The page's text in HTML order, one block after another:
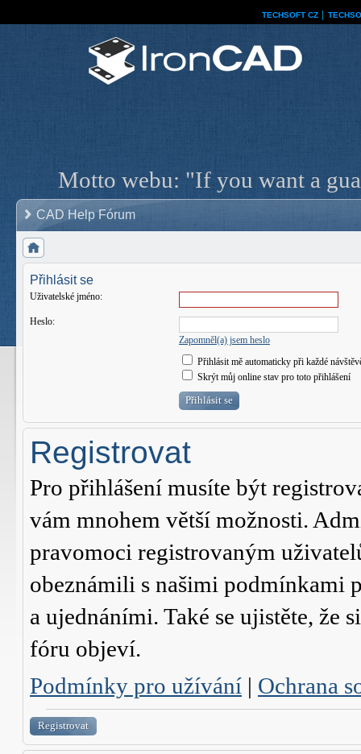
TECHSOFT CZ
Motto webu: "If you want a
CAD Help Fórum
Přihlásit se
Uživatelské jméno:
Heslo:
Zapomněl(a) jsem heslo
Přihlásit mě automaticky při každé
Skrýt můj online stav pro toto přihlášení
Registrovat
Pro přihlášení musíte být
vám mnohem větší možnosti.
pravomoci registrovaným
obeznámili s našimi podmínkami
a ujednáními. Také se ujistěte, že
fóru objeví.
Podmínky pro užívání | Ochrana
Registrovat